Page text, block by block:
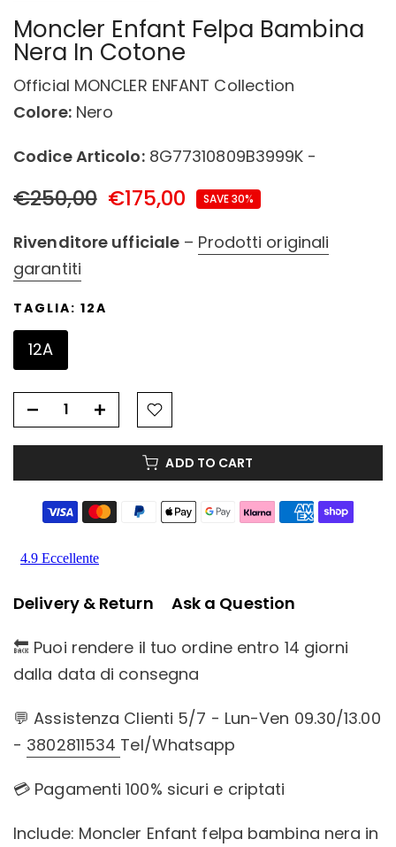
Moncler Enfant Felpa Bambina
Nera In Cotone
Official MONCLER ENFANT Collection
Colore:Nero
Codice Articolo:8G77310809B3999K -
€250,00 €175,00 SAVE 30%
Rivenditore ufficiale – Prodotti originali
garantiti
TAGLIA: 12A
12A
ADD TO CART
Delivery & Return
Ask a Question
🔙 Puoi rendere il tuo ordine entro 14 giorni
dalla data di consegna
💬 Assistenza Clienti 5/7 - Lun-Ven 09.30/13.00
- 3802811534 Tel/Whatsapp
💳 Pagamenti 100% sicuri e criptati
Include: Moncler Enfant felpa bambina nera in